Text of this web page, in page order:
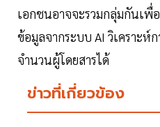
เอกชนอาจจะรวมกลุ่มกันเพื่
ข้อมูลจากระบบ AI วิเคราะห์
จำนวนผู้โดยสารได้
ข่าวที่เกี่ยวข้อง